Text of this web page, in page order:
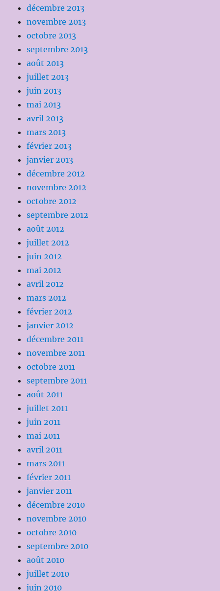
décembre 2013
novembre 2013
octobre 2013
septembre 2013
août 2013
juillet 2013
juin 2013
mai 2013
avril 2013
mars 2013
février 2013
janvier 2013
décembre 2012
novembre 2012
octobre 2012
septembre 2012
août 2012
juillet 2012
juin 2012
mai 2012
avril 2012
mars 2012
février 2012
janvier 2012
décembre 2011
novembre 2011
octobre 2011
septembre 2011
août 2011
juillet 2011
juin 2011
mai 2011
avril 2011
mars 2011
février 2011
janvier 2011
décembre 2010
novembre 2010
octobre 2010
septembre 2010
août 2010
juillet 2010
juin 2010